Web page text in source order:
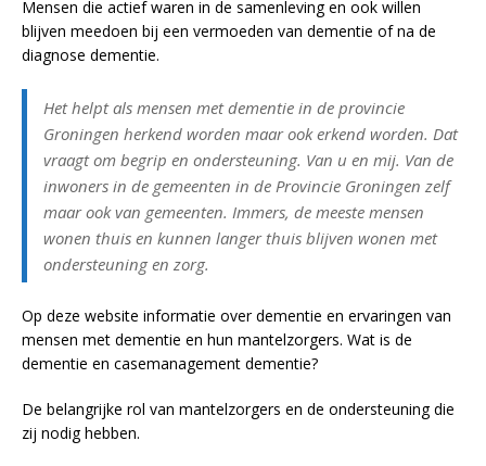
Mensen die actief waren in de samenleving en ook willen
blijven meedoen bij een vermoeden van dementie of na de
diagnose dementie.
Het helpt als mensen met dementie in de provincie
Groningen herkend worden maar ook erkend worden. Dat
vraagt om begrip en ondersteuning. Van u en mij. Van de
inwoners in de gemeenten in de Provincie Groningen zelf
maar ook van gemeenten. Immers, de meeste mensen
wonen thuis en kunnen langer thuis blijven wonen met
ondersteuning en zorg.
Op deze website informatie over dementie en ervaringen van
mensen met dementie en hun mantelzorgers. Wat is de
dementie en casemanagement dementie?
De belangrijke rol van mantelzorgers en de ondersteuning die
zij nodig hebben.